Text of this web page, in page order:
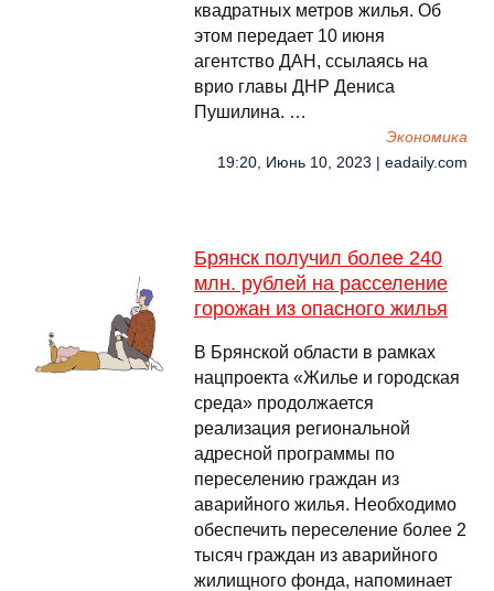
квадратных метров жилья. Об
этом передает 10 июня
агентство ДАН, ссылаясь на
врио главы ДНР Дениса
Пушилина. …
Экономика
19:20, Июнь 10, 2023 | eadaily.com
Брянск получил более 240
млн. рублей на расселение
горожан из опасного жилья
В Брянской области в рамках
нацпроекта «Жилье и городская
среда» продолжается
реализация региональной
адресной программы по
переселению граждан из
аварийного жилья. Необходимо
обеспечить переселение более 2
тысяч граждан из аварийного
жилищного фонда, напоминает